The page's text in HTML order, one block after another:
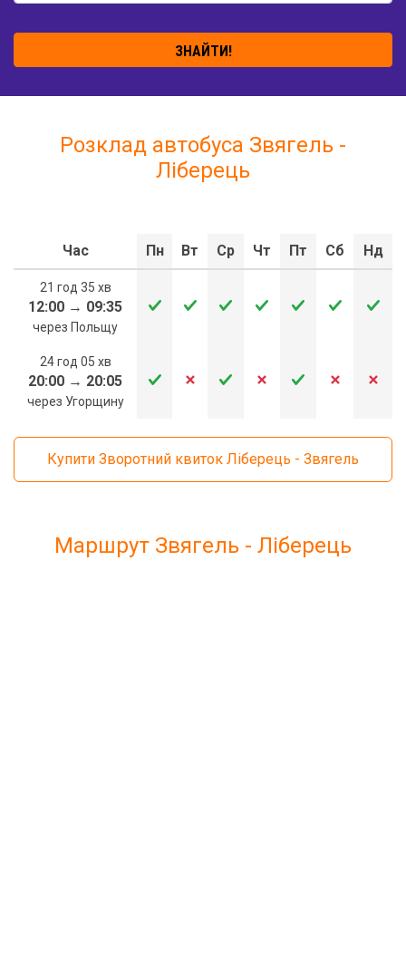
ЗНАЙТИ!
Розклад автобуса Звягель -
Ліберець
Час Пн Вт Ср Чт Пт Сб Нд
21 год 35 хв
12:00 → 09:35
через Польщу
24 год 05 хв
20:00 → 20:05
через Угорщину
Купити Зворотний квиток Ліберець - Звягель
Маршрут Звягель - Ліберець